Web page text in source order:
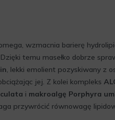
wzmacnia barierę
temu masełko dobrze
, lekki emolient pozyskiwany z
jej. Z kolei kompleks
i makroalgę Porphyra
przywrócić równowagę